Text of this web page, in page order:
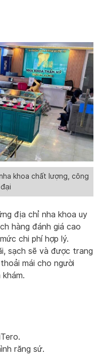
khoa chất lượng, công
địa chỉ nha khoa uy
hàng đánh giá cao
chi phí hợp lý.
sạch sẽ và được trang
mái cho người
răng sứ.